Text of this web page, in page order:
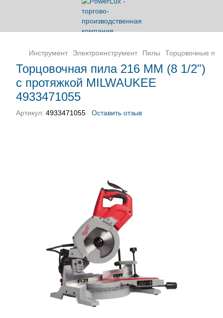
Инструмент Электроинструмент Пилы Торцовочные
Торцовочная пила 216 ММ (8 1/2")
с протяжкой MILWAUKEE
4933471055
Артикул: 4933471055 Оставить отзыв